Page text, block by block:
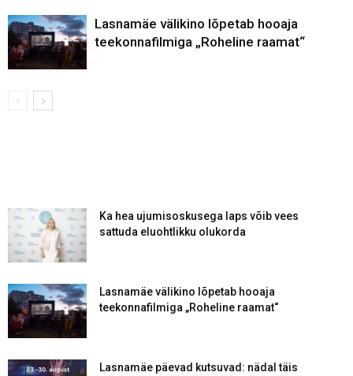
Lasnamäe välikino lõpetab hooaja
teekonnafilmiga „Roheline raamat“
Ka hea ujumisoskusega laps võib vees
sattuda eluohtlikku olukorda
Lasnamäe välikino lõpetab hooaja
teekonnafilmiga „Roheline raamat“
Lasnamäe päevad kutsuvad: nädal täis